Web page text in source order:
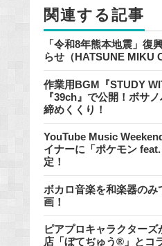
関連する記事
「令和8年熊本地震」復
らせ（HATSUNE MIKU
作業用BGM『STUDY
『39ch』で公開！ボサ
締めくくり！
YouTube Music
イナーに「ポケモン
定！
ボカロ音楽を和楽器のみ
画！
ピアプロキャラクター
店「ぼてぢゅう®」とコ